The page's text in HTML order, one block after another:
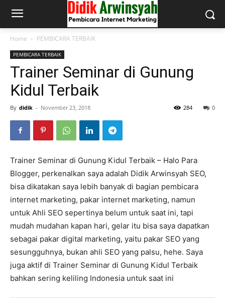
Home PEMBICARA TERBAIK
PEMBICARA TERBAIK
Trainer Seminar di Gunung
Kidul Terbaik
By didik - November 23, 2018 0
284
Trainer Seminar di Gunung Kidul Terbaik – Halo Para
Blogger, perkenalkan saya adalah Didik Arwinsyah SEO,
bisa dikatakan saya lebih banyak di bagian pembicara
internet marketing, pakar internet marketing, namun
untuk Ahli SEO sepertinya belum untuk saat ini, tapi
mudah mudahan kapan hari, gelar itu bisa saya dapatkan
sebagai pakar digital marketing, yaitu pakar SEO yang
sesungguhnya, bukan ahli SEO yang palsu, hehe. Saya
juga aktif di Trainer Seminar di Gunung Kidul Terbaik
bahkan sering keliling Indonesia untuk saat ini